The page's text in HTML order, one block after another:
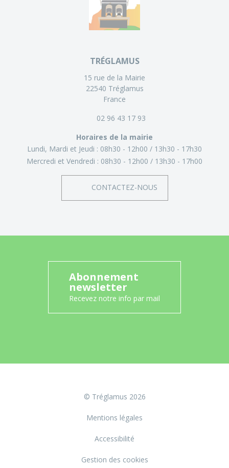
TRÉGLAMUS
15 rue de la Mairie
22540 Tréglamus
France
02 96 43 17 93
Horaires de la mairie
Lundi, Mardi et Jeudi : 08h30 - 12h00
13h30 - 17h30
Mercredi et Vendredi : 08h30 - 12h00 13h30 - 17h00
CONTACTEZ-NOUS
Abonnement
newsletter
Recevez notre info par mail
© Tréglamus 2026
Mentions légales
Accessibilité
Gestion des cookies